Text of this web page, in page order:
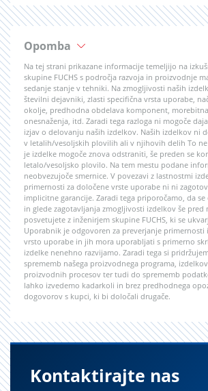
Opomba
Na tej strani prikazane informacije temeljijo na
skupine FUCHS s področja razvoja in proizvodnje
sedanje stanje v tehniki. Na zmogljivosti naših
številni dejavniki, zlasti specifična vrsta uporabe,
okolje, predhodna obdelava komponent,
onesnaženja, itd. Zaradi tega razloga ni mogoče
izjav o delovanju naših izdelkov. Naših izdelkov ni
v letalih/vesoljskih plovilih ali v njihovih delih To ne
je izdelke mogoče znova odstraniti, še preden se
letalo/vesoljsko plovilo. Na tem mestu podane
neobvezujoče smernice. V povezavi z lastnostmi
primernosti za določene vrste uporabe ni ni
implicitne garancije. Zaradi tega priporočamo, da
in glede zagotavljanja zmogljivosti izdelkov še
posvetujete z inženirjem skupine FUCHS, ki se
Uporabnik je odgovoren za preverjanje primernosti
vrsto uporabe in jih mora uporabljati s primerno
izdelke nenehno razvijamo. Zaradi tega si
sprememb našega proizvodnega programa,
proizvodnih procesov ter tudi do sprememb
lahko izvedemo kadarkoli in brez predhodnega
dogovorov s kupci, ki bi določali drugače.
Kontaktirajte nas